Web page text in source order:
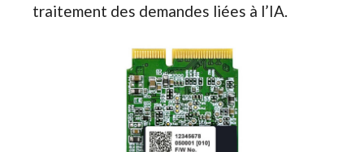
traitement des demandes liées à l’IA.